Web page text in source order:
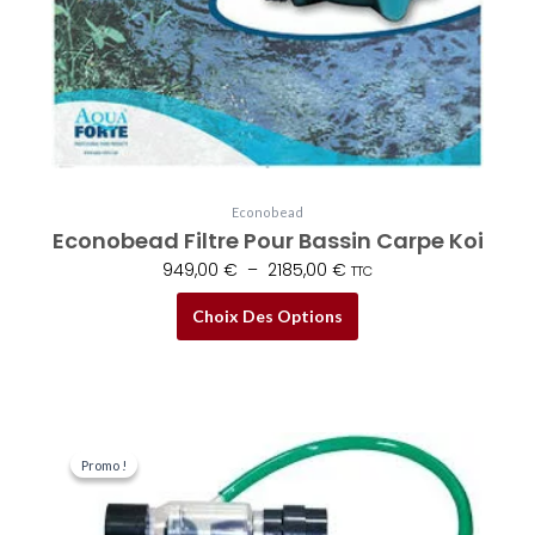
Econobead
Econobead Filtre Pour Bassin Carpe Koi
949,00 € – 2185,00 € TTC
Choix Des Options
Promo !
Promo !
prix
initial
était :
Le
est :